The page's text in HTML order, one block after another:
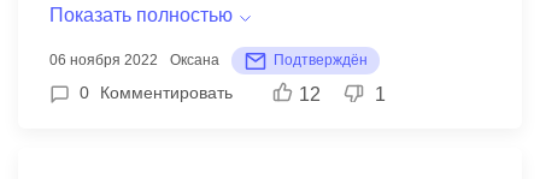
хотя для следующих потоков уверена, что
что интересно, преподаватель с
бюджетирования говорил, что не будет
Показать полностью
06 ноября 2022 Оксана Подтверждён
0 Комментировать 12 1